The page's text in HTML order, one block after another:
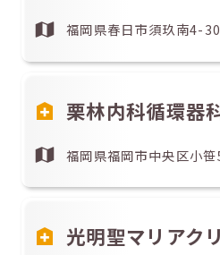
福岡県春日市須玖南4-30
栗林内科循環器
福岡県福岡市中央区小
光明聖マリアク